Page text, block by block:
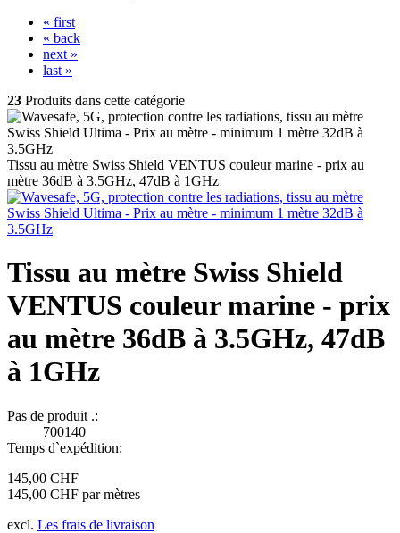
« first
« back
next »
last »
23 Produits dans cette catégorie
Tissu au mètre Swiss Shield VENTUS couleur marine - prix au
mètre 36dB à 3.5GHz, 47dB à 1GHz
Tissu au mètre Swiss Shield
VENTUS couleur marine - prix
au mètre 36dB à 3.5GHz, 47dB
à 1GHz
Pas de produit .:
700140
Temps d`expédition:
145,00 CHF
145,00 CHF par mètres
excl. Les frais de livraison